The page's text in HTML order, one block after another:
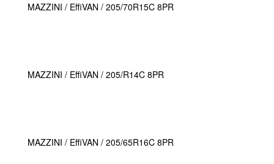
MAZZINI / EffiVAN / 205/70R15C 8PR
MAZZINI / EffiVAN / 205/R14C 8PR
MAZZINI / EffiVAN / 205/65R16C 8PR